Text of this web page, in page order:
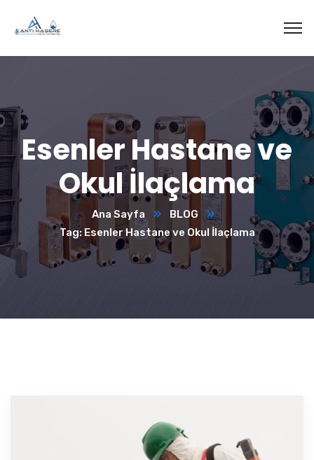
Esenler Hastane ve
Okul İlaçlama
Ana Sayfa
BLOG
Tag: Esenler Hastane ve Okul İlaçlama